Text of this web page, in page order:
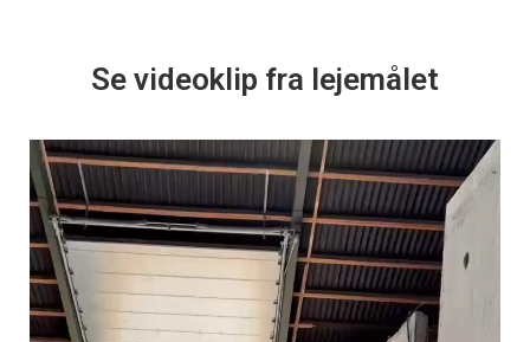
Se videoklip fra lejemålet